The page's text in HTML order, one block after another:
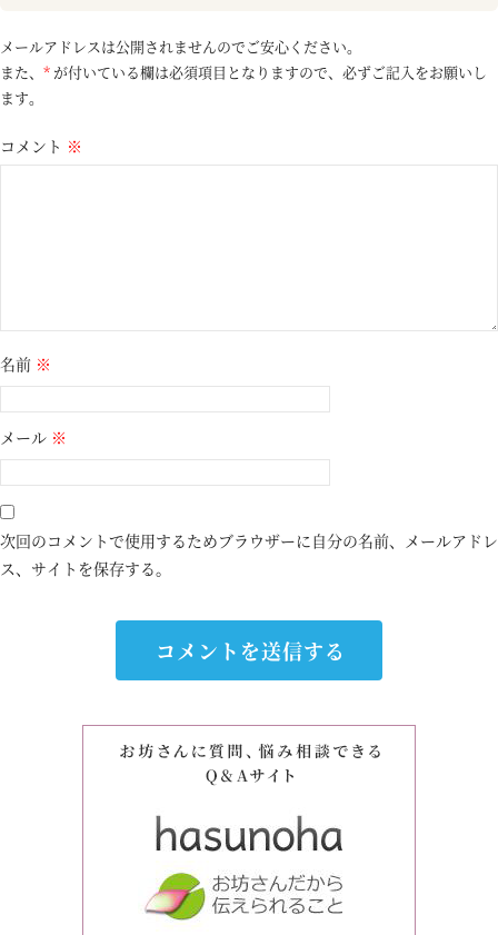
メールアドレスは公開されませんのでご安心ください。
また、 * が付いている欄は必須項目となりますので、必ずご記入をお願いし
ます。
コメント ※
名前 ※
メール ※
次回のコメントで使用するためブラウザーに自分の名前、メールアドレ
ス、サイトを保存する。